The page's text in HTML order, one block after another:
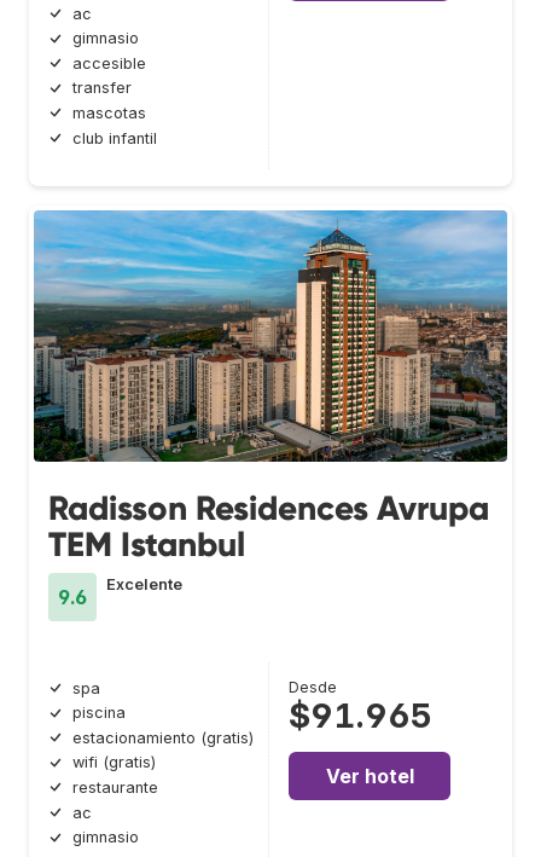
ac
gimnasio
accesible
transfer
mascotas
club infantil
Radisson Residences Avrupa
TEM Istanbul
9.6
Excelente
spa
piscina
estacionamiento (gratis)
wifi (gratis)
restaurante
ac
gimnasio
Desde
$91.965
Ver hotel